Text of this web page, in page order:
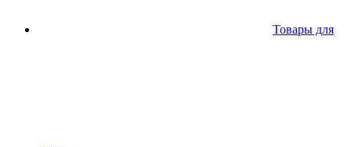
Товары для